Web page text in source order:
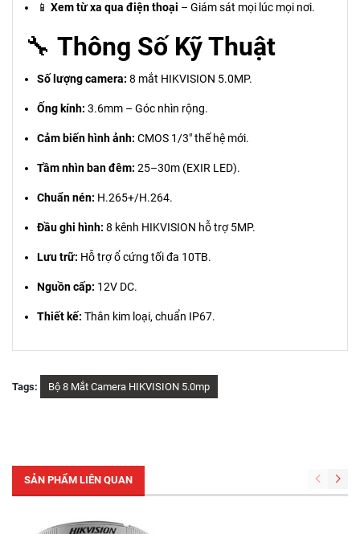
📱 Xem từ xa qua điện thoại – Giám sát mọi lúc mọi nơi.
🔧 Thông Số Kỹ Thuật
Số lượng camera: 8 mắt HIKVISION 5.0MP.
Ống kính: 3.6mm – Góc nhìn rộng.
Cảm biến hình ảnh: CMOS 1/3" thế hệ mới.
Tầm nhìn ban đêm: 25–30m (EXIR LED).
Chuẩn nén: H.265+/H.264.
Đầu ghi hình: 8 kênh HIKVISION hỗ trợ 5MP.
Lưu trữ: Hỗ trợ ổ cứng tối đa 10TB.
Nguồn cấp: 12V DC.
Thiết kế: Thân kim loại, chuẩn IP67.
Tags: Bộ 8 Mắt Camera HIKVISION 5.0mp
SẢN PHẨM LIÊN QUAN